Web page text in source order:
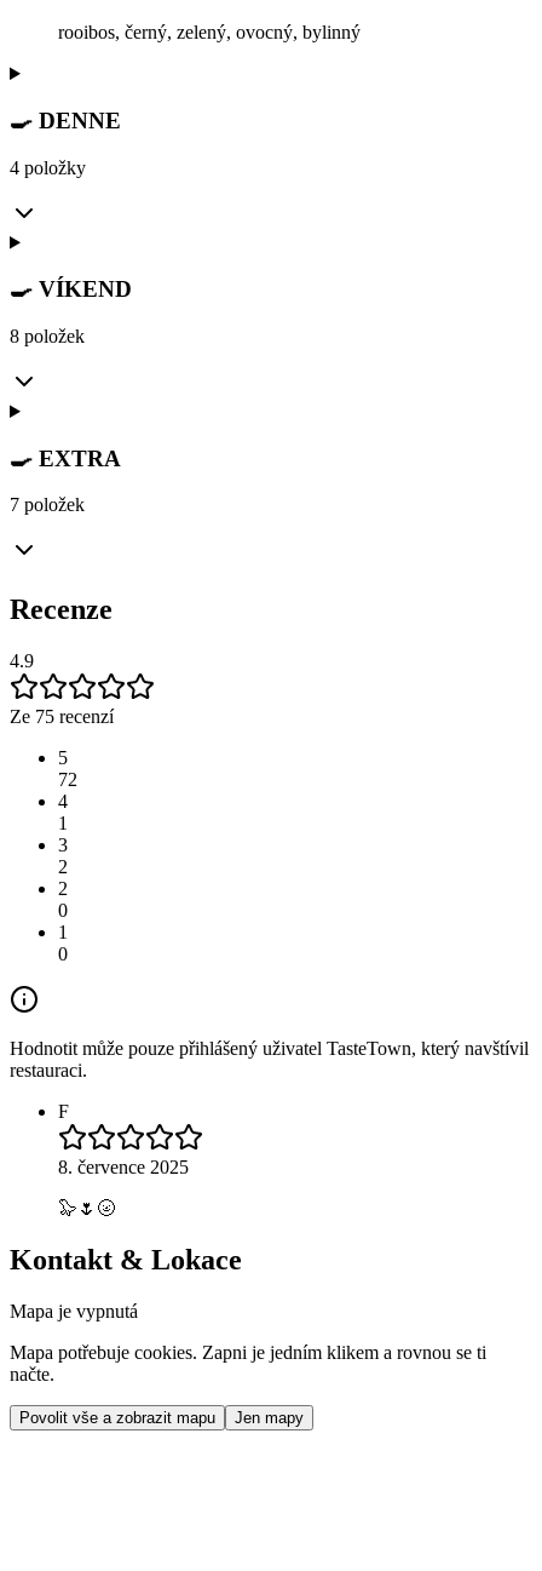
rooibos, černý, zelený, ovocný, bylinný
🍳 DENNE
4 položky
🍳 VÍKEND
8 položek
🍳 EXTRA
7 položek
Recenze
4.9
Ze 75 recenzí
5
72
4
1
3
2
2
0
1
0
Hodnotit může pouze přihlášený uživatel TasteTown, který navštívil
restauraci.
F
8. července 2025
🦭🌷🌝
Kontakt & Lokace
Mapa je vypnutá
Mapa potřebuje cookies. Zapni je jedním klikem a rovnou se ti
načte.
Povolit vše a zobrazit mapu Jen mapy